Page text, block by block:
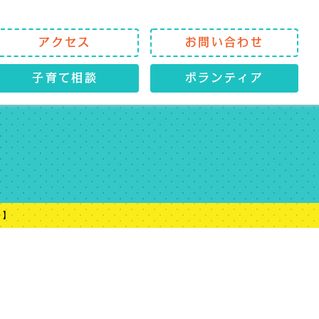
アクセス お問い合わせ
子育て相談 ボランティア
】